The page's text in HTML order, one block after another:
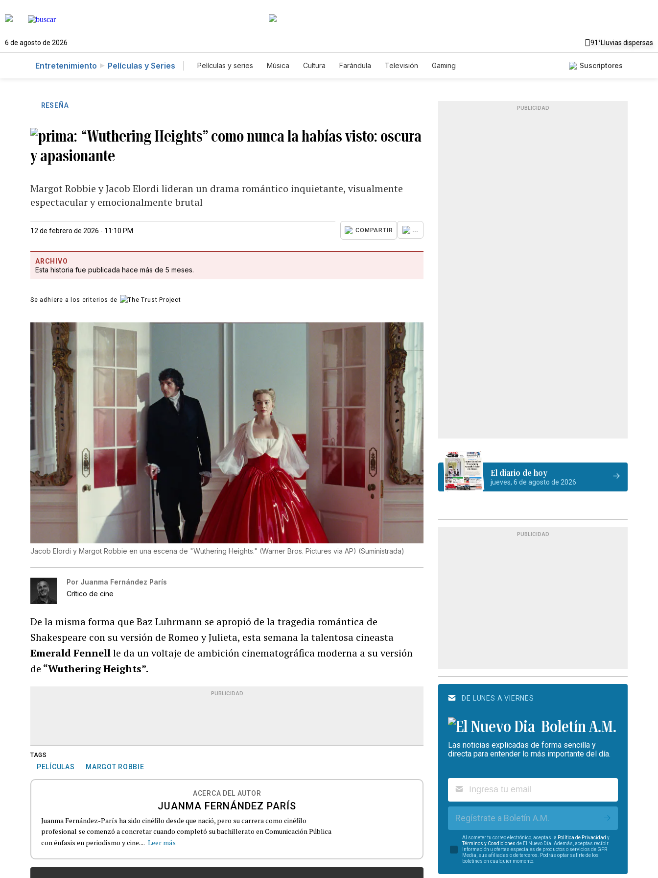
6 de agosto de 2026 91°Lluvias dispersas
Entretenimiento Películas y Series Películas y series Música Cultura Farándula Televisión Gaming Suscriptores
RESEÑA
“Wuthering Heights” como nunca la habías visto: oscura
y apasionante
Margot Robbie y Jacob Elordi lideran un drama romántico inquietante, visualmente
espectacular y emocionalmente brutal
12 de febrero de 2026 - 11:10 PM COMPARTIR ...
ARCHIVO
Esta historia fue publicada hace más de 5 meses.
Se adhiere a los criterios de
Jacob Elordi y Margot Robbie en una escena de "Wuthering Heights." (Warner Bros. Pictures via AP) (Suministrada)
Por Juanma Fernández París
Crítico de cine
De la misma forma que Baz Luhrmann se apropió de la tragedia romántica de
Shakespeare con su versión de Romeo y Julieta, esta semana la talentosa cineasta
Emerald Fennellle da un voltaje de ambición cinematográfica moderna a su versión
de “Wuthering Heights”.
PUBLICIDAD
TAGS
PELÍCULAS MARGOT ROBBIE
ACERCA DEL AUTOR
JUANMA FERNÁNDEZ PARÍS
Juanma Fernández-París ha sido cinéfilo desde que nació, pero su carrera como cinéfilo
profesional se comenzó a concretar cuando completó su bachillerato en Comunicación Pública
con énfasis en periodismo y cine.... Leer más
PUBLICIDAD
El diario de hoy
jueves, 6 de agosto de 2026
PUBLICIDAD
DE LUNES A VIERNES
Boletín A.M.
Las noticias explicadas de forma sencilla y
directa para entender lo más importante del día.
Regístrate a Boletín A.M.
Al someter tu correo electrónico, aceptas la Política de Privacidad y
Términos y Condiciones de El Nuevo Día. Además, aceptas recibir
información u ofertas especiales de productos o servicios de GFR
Media, sus afiliadas o de terceros. Podrás optar salirte de los
boletines en cualquier momento.